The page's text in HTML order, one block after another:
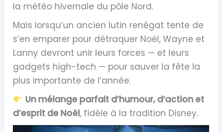
la météo hivernale du pôle Nord.
Mais lorsqu’un ancien lutin renégat tente de
s’en emparer pour détraquer Noël, Wayne et
Lanny devront unir leurs forces — et leurs
gadgets high-tech — pour sauver la fête la
plus importante de l’année.
Un mélange parfait d’humour, d’action et
d’esprit de Noël, fidèle à la tradition Disney.